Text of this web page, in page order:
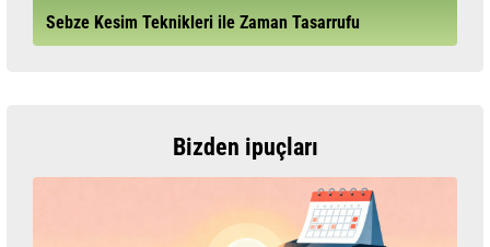
Sebze Kesim Teknikleri ile Zaman Tasarrufu
Bizden ipuçları